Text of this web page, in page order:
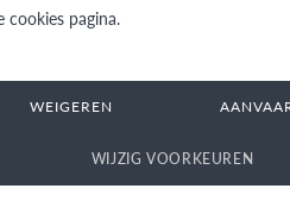
Avenue
België
+32 (0)2
cookies pagina.
WEIGEREN
WIJZIG VOORKEUREN